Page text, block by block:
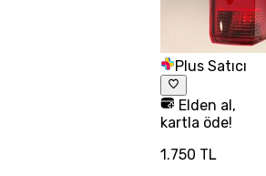
Plus Satıcı
Elden al,
kartla öde!
1.750 TL